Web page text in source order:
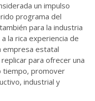
un impulso
programa del
para la industria
la rica experiencia de
empresa estatal
para ofrecer una
tiempo, promover
industrial y